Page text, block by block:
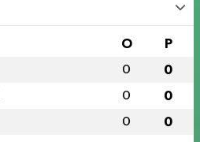
O P
0 0
0 0
0 0